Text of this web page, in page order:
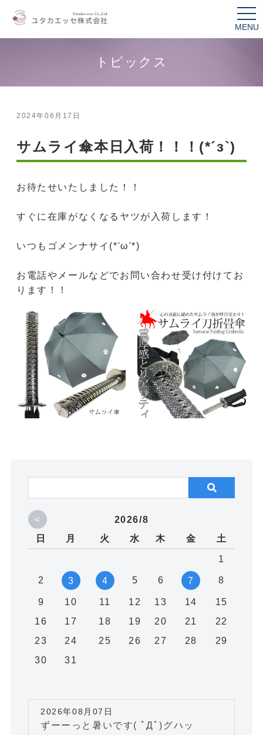
トピックス
2024年06月17日
サムライ傘本日入荷！！！(*´з`)
お待たせいたしました！！
すぐに在庫がなくなるヤツが入荷します！
いつもゴメンナサイ(*'ω'*)
お電話やメールなどでお問い合わせ受け付けてお
ります！！
<
2026/8
日
月 火 水 木 金 土
1
2 3 4 5 6 7 8
9 10 11 12 13 14
15
16
17 18 19 20 21
22
23
24 25 26 27 28
29
30
31
2026年08月07日
ずーーっと暑いです( ﾟДﾟ)グハッ